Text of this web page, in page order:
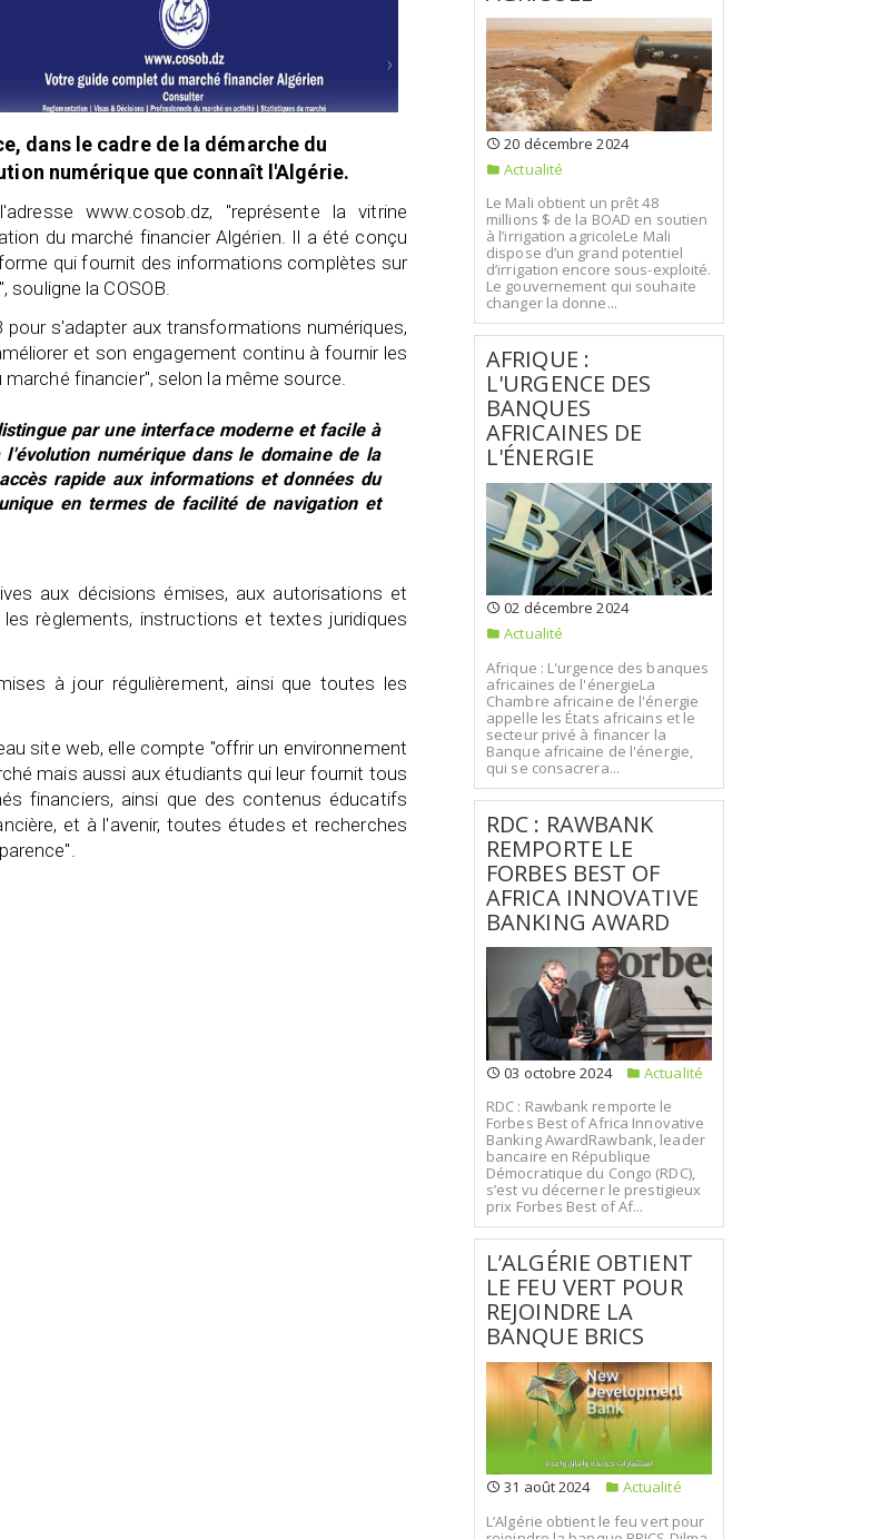
dans le cadre de la démarche du
numérique que connaît l'Algérie.
www.cosob.dz, "représente la vitrine
du marché financier Algérien. Il a été conçu
qui fournit des informations complètes sur
souligne la COSOB.
s'adapter aux transformations numériques,
et son engagement continu à fournir les
financier", selon la même source.
par une interface moderne et facile à
numérique dans le domaine de la
rapide aux informations et données du
en termes de facilité de navigation et
aux décisions émises, aux autorisations et
règlements, instructions et textes juridiques
à jour régulièrement, ainsi que toutes les
site web, elle compte "offrir un environnement
mais aussi aux étudiants qui leur fournit tous
financiers, ainsi que des contenus éducatifs
et à l'avenir, toutes études et recherches
20 décembre 2024
Actualité
Le Mali obtient un prêt 48
millions $ de la BOAD en soutien
à l’irrigation agricoleLe Mali
dispose d’un grand potentiel
d’irrigation encore sous-exploité.
Le gouvernement qui souhaite
changer la donne...
AFRIQUE :
L'URGENCE DES
BANQUES
AFRICAINES DE
L'ÉNERGIE
02 décembre 2024
Actualité
Afrique : L'urgence des banques
africaines de l'énergieLa
Chambre africaine de l'énergie
appelle les États africains et le
secteur privé à financer la
Banque africaine de l'énergie,
qui se consacrera...
RDC : RAWBANK
REMPORTE LE
FORBES BEST OF
AFRICA INNOVATIVE
BANKING AWARD
03 octobre 2024
Actualité
RDC : Rawbank remporte le
Forbes Best of Africa Innovative
Banking AwardRawbank, leader
bancaire en République
Démocratique du Congo (RDC),
s’est vu décerner le prestigieux
prix Forbes Best of Af...
L’ALGÉRIE OBTIENT
LE FEU VERT POUR
REJOINDRE LA
BANQUE BRICS
31 août 2024
Actualité
L’Algérie obtient le feu vert pour